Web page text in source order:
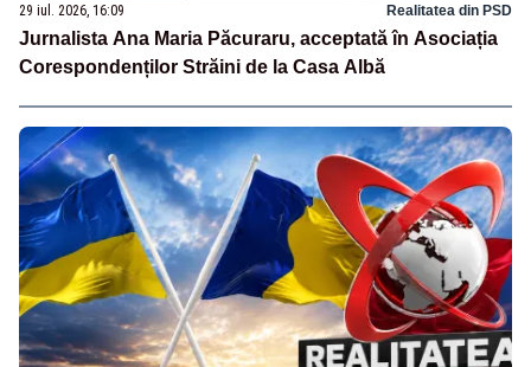
29 iul. 2026, 16:09 Realitatea din PSD
Jurnalista Ana Maria Păcuraru, acceptată în Asociația
Corespondenților Străini de la Casa Albă